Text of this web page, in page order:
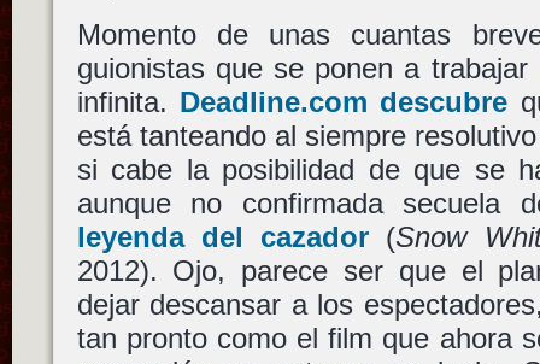
Momento de unas cuantas
guionistas que se ponen a
infinita. Deadline.com descubre
está tanteando al siempre
si cabe la posibilidad de que se
aunque no confirmada secuela
leyenda del cazador (Snow
2012). Ojo, parece ser que el
dejar descansar a los
tan pronto como el film que ahora